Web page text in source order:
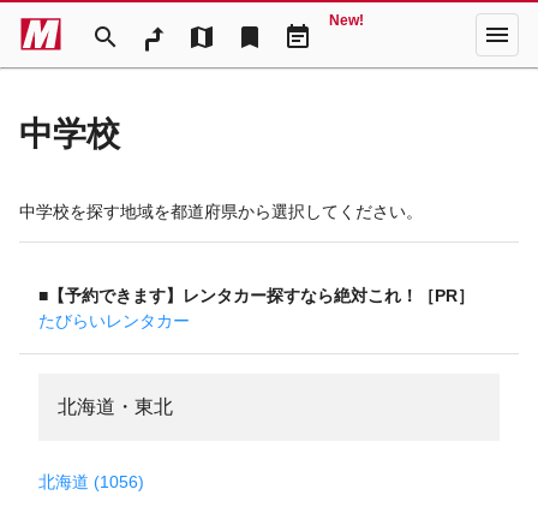
search map bookmark event_note
New! menu
中学校
中学校を探す地域を都道府県から選択してください。
■【予約できます】レンタカー探すなら絶対これ！［PR］
たびらいレンタカー
北海道・東北
北海道 (1056)